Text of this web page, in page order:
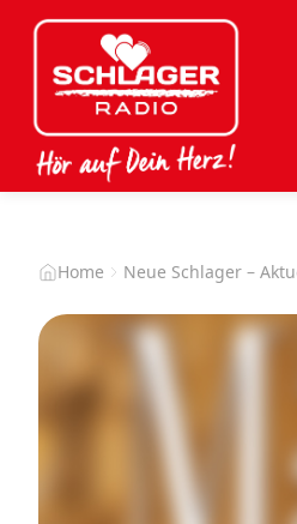
Home Neue Schlager –